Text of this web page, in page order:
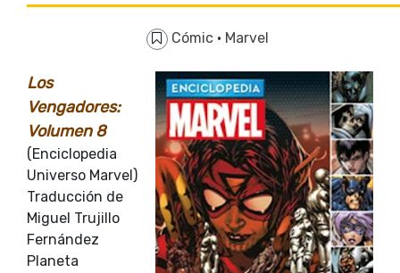
Cómic · Marvel
Los
Vengadores:
Volumen 8
(Enciclopedia
Universo Marvel)
Traducción de
Miguel Trujillo
Fernández
Planeta